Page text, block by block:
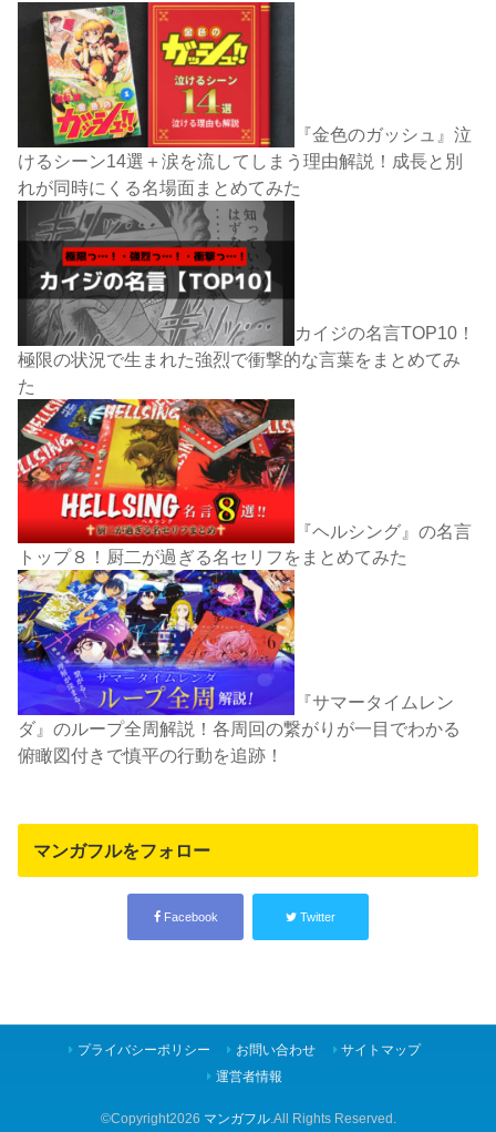
『金色のガッシュ』泣
けるシーン14選＋涙を流してしまう理由解説！成長と別
れが同時にくる名場面まとめてみた
カイジの名言TOP10！
極限の状況で生まれた強烈で衝撃的な言葉をまとめてみ
た
『ヘルシング』の名言
トップ８！厨二が過ぎる名セリフをまとめてみた
『サマータイムレン
ダ』のループ全周解説！各周回の繋がりが一目でわかる
俯瞰図付きで慎平の行動を追跡！
マンガフルをフォロー
Facebook Twitter
プライバシーポリシー お問い合わせ
サイトマップ
運営者情報
©Copyright2026 マンガフル.All Rights Reserved.